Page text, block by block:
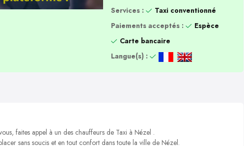
Services :
Taxi conventionné
Paiements acceptés :
Espèce
Carte bancaire
Langue(s) :
faites appel à un des chauffeurs de Taxi à Nézel .
sans soucis et en tout confort dans toute la ville de Nézel.